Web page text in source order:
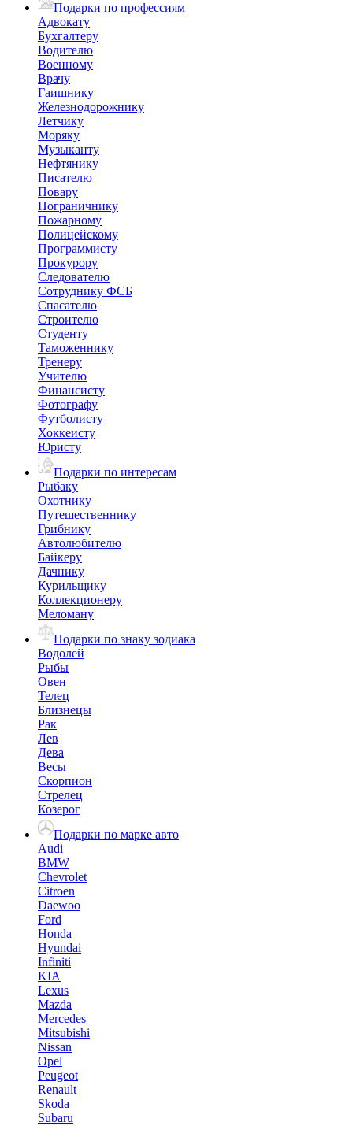
Подарки по профессиям
Адвокату
Бухгалтеру
Водителю
Военному
Врачу
Гаишнику
Железнодорожнику
Летчику
Моряку
Музыканту
Нефтянику
Писателю
Повару
Пограничнику
Пожарному
Полицейскому
Программисту
Прокурору
Следователю
Сотруднику ФСБ
Спасателю
Строителю
Студенту
Таможеннику
Тренеру
Учителю
Финансисту
Фотографу
Футболисту
Хоккеисту
Юристу
Подарки по интересам
Рыбаку
Охотнику
Путешественнику
Грибнику
Автолюбителю
Байкеру
Дачнику
Курильщику
Коллекционеру
Меломану
Подарки по знаку зодиака
Водолей
Рыбы
Овен
Телец
Близнецы
Рак
Лев
Дева
Весы
Скорпион
Стрелец
Козерог
Подарки по марке авто
Audi
BMW
Chevrolet
Citroen
Daewoo
Ford
Honda
Hyundai
Infiniti
KIA
Lexus
Mazda
Mercedes
Mitsubishi
Nissan
Opel
Peugeot
Renault
Skoda
Subaru